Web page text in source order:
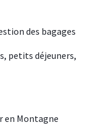
des bagages
petits déjeuners,
en Montagne